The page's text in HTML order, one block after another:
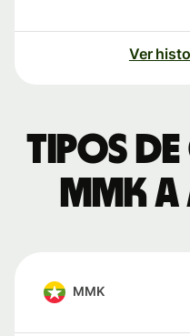
Ver
Tipos
MMK
MMK